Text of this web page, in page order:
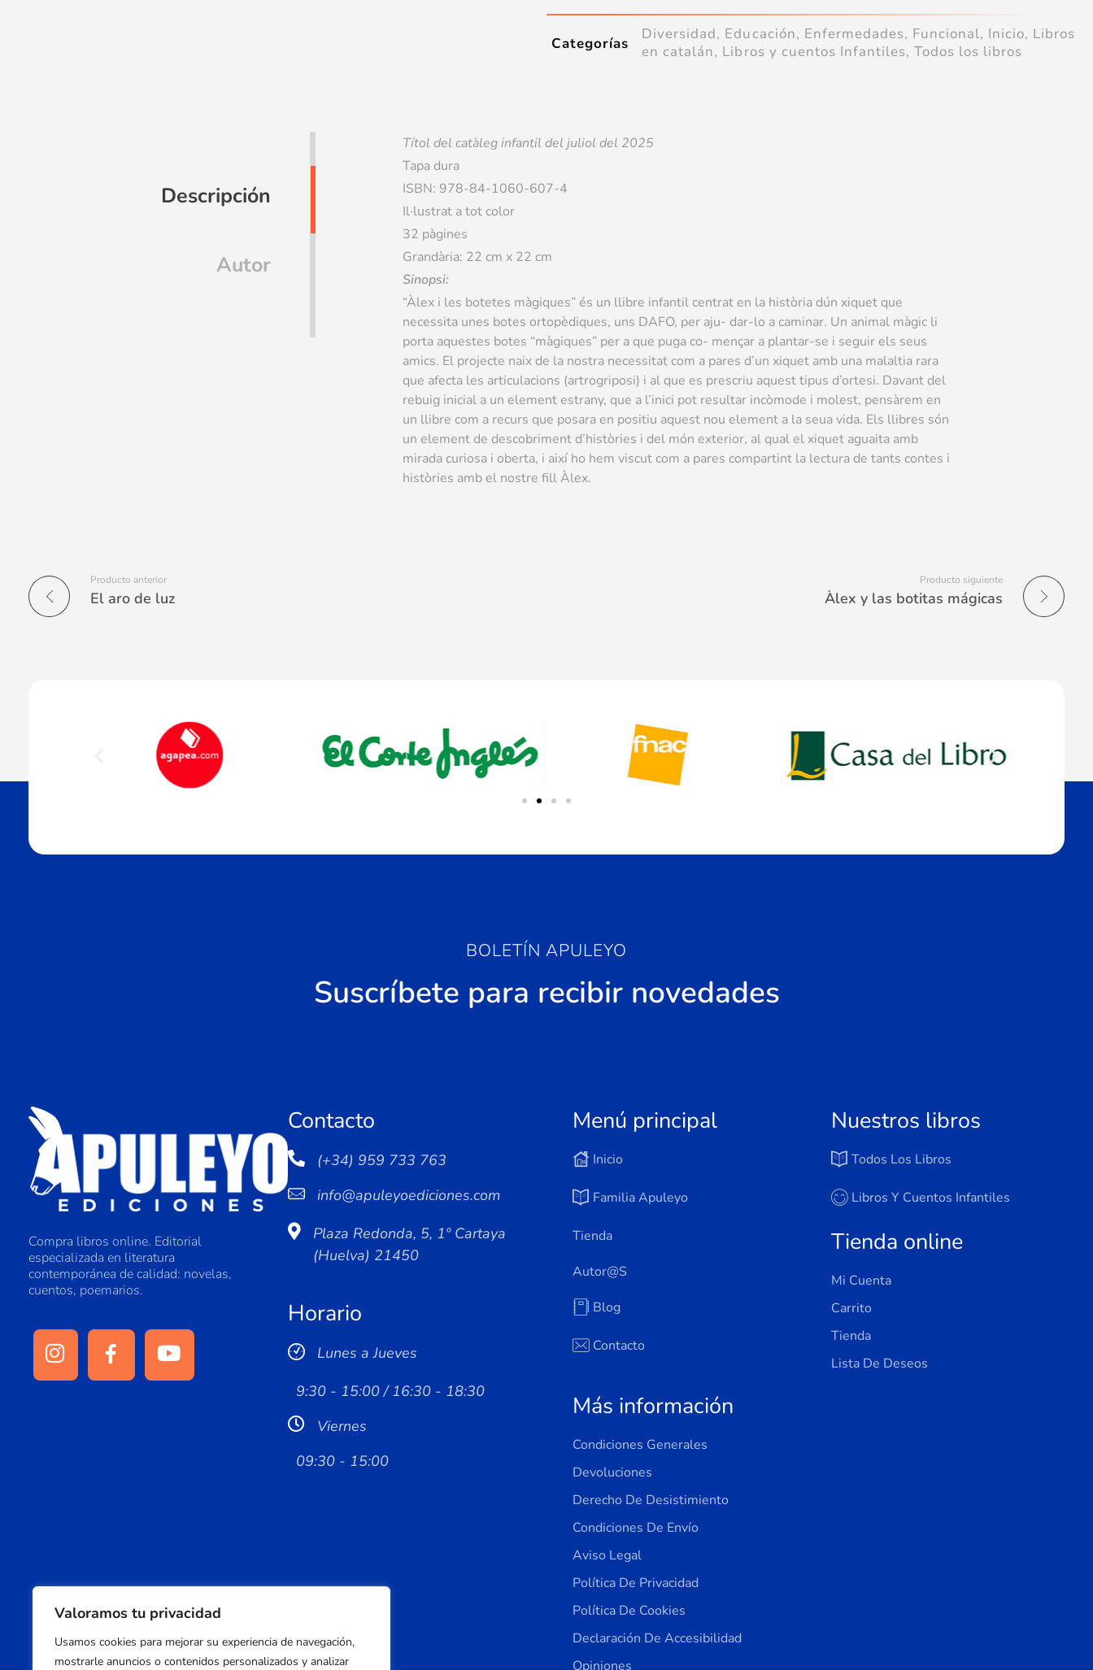
Valoramos tu privacidad
Usamos cookies para mejorar su experiencia de navegación,
mostrarle anuncios o contenidos personalizados y analizar
Categorías Diversidad, Educación, Enfermedades, Funcional, Inicio, Libros
en catalán, Libros y cuentos Infantiles,Todos los libros
Descripción
Autor
Títol del catàleg infantil del juliol del 2025
Tapa dura
ISBN: 978-84-1060-607-4
Il·lustrat a tot color
32 pàgines
Grandària: 22 cm x 22 cm
Sinopsi:
“Àlex i les botetes màgiques” és un llibre infantil centrat en la història dún xiquet que
necessita unes botes ortopèdiques, uns DAFO, per aju- dar-lo a caminar. Un animal màgic li
porta aquestes botes “màgiques” per a que puga co- mençar a plantar-se i seguir els seus
amics. El projecte naix de la nostra necessitat com a pares d’un xiquet amb una malaltia rara
que afecta les articulacions (artrogriposi) i al que es prescriu aquest tipus d’ortesi. Davant del
rebuig inicial a un element estrany, que a l’inici pot resultar incòmode i molest, pensàrem en
un llibre com a recurs que posara en positiu aquest nou element a la seua vida. Els llibres són
un element de descobriment d’històries i del món exterior, al qual el xiquet aguaita amb
mirada curiosa i oberta, i així ho hem viscut com a pares compartint la lectura de tants contes i
històries amb el nostre fill Àlex.
Producto anterior
El aro de luz
Producto siguiente
Àlex y las botitas mágicas
BOLETÍN APULEYO
Suscríbete para recibir novedades
Compra libros online. Editorial
especializada en literatura
contemporánea de calidad: novelas,
cuentos, poemarios.
Contacto
(+34) 959 733 763
info@apuleyoediciones.com
Plaza Redonda, 5, 1º Cartaya
(Huelva) 21450
Horario
Lunes a Jueves
9:30 - 15:00 / 16:30 - 18:30
Viernes
09:30 - 15:00
Menú principal
Inicio
Familia Apuleyo
Tienda
Autor@s
Blog
Contacto
Más información
Condiciones Generales
Devoluciones
Derecho De Desistimiento
Condiciones De Envío
Aviso Legal
Política De Privacidad
Política De Cookies
Declaración De Accesibilidad
Opiniones
Nuestros libros
Todos Los Libros
Libros Y Cuentos Infantiles
Tienda online
Mi Cuenta
Carrito
Tienda
Lista De Deseos